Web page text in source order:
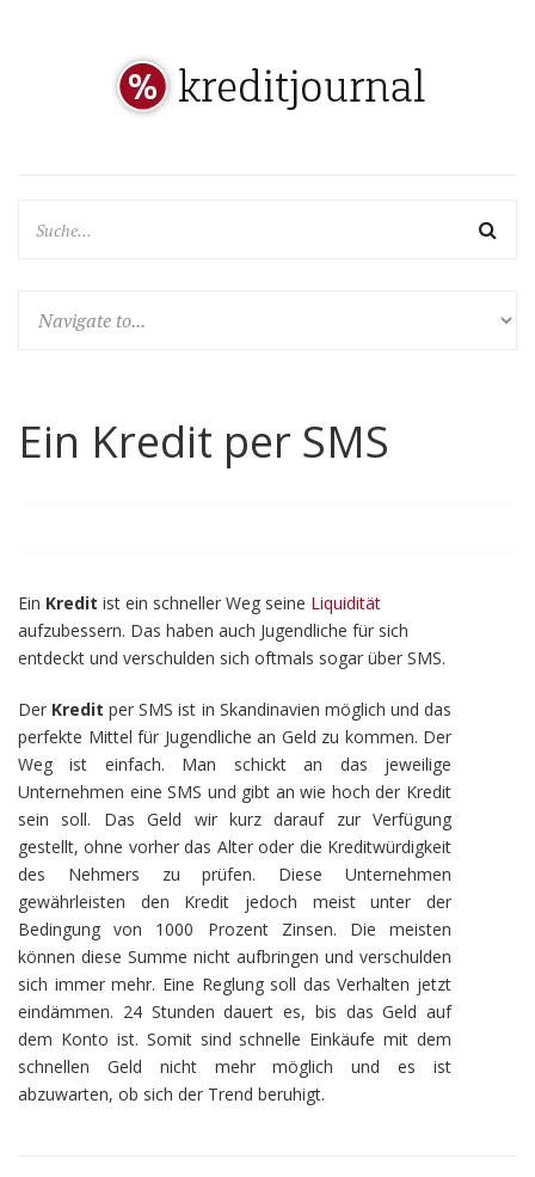
Ein Kredit per SMS
Ein Kredit ist ein schneller Weg seine Liquidität
aufzubessern. Das haben auch Jugendliche für sich
entdeckt und verschulden sich oftmals sogar über SMS.
Der Kredit per SMS ist in Skandinavien möglich und das
perfekte Mittel für Jugendliche an Geld zu kommen. Der
Weg ist einfach. Man schickt an das jeweilige
Unternehmen eine SMS und gibt an wie hoch der Kredit
sein soll. Das Geld wir kurz darauf zur Verfügung
gestellt, ohne vorher das Alter oder die Kreditwürdigkeit
des Nehmers zu prüfen. Diese Unternehmen
gewährleisten den Kredit jedoch meist unter der
Bedingung von 1000 Prozent Zinsen. Die meisten
können diese Summe nicht aufbringen und verschulden
sich immer mehr. Eine Reglung soll das Verhalten jetzt
eindämmen. 24 Stunden dauert es, bis das Geld auf
dem Konto ist. Somit sind schnelle Einkäufe mit dem
schnellen Geld nicht mehr möglich und es ist
abzuwarten, ob sich der Trend beruhigt.